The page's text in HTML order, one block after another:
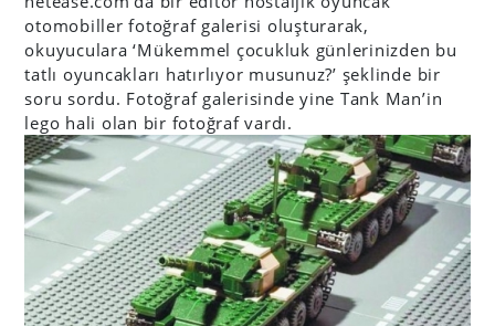
otomobiller fotoğraf galerisi oluşturarak,
okuyuculara ‘Mükemmel çocukluk günlerinizden bu
tatlı oyuncakları hatırlıyor musunuz?’ şeklinde bir
soru sordu. Fotoğraf galerisinde yine Tank Man’in
lego hali olan bir fotoğraf vardı.